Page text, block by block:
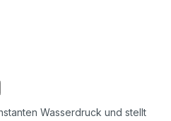
Wasserdruck und stellt